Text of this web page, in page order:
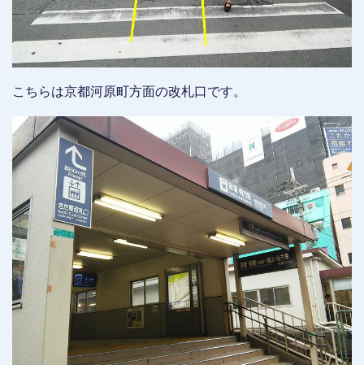
こちらは京都河原町方面の改札口です。